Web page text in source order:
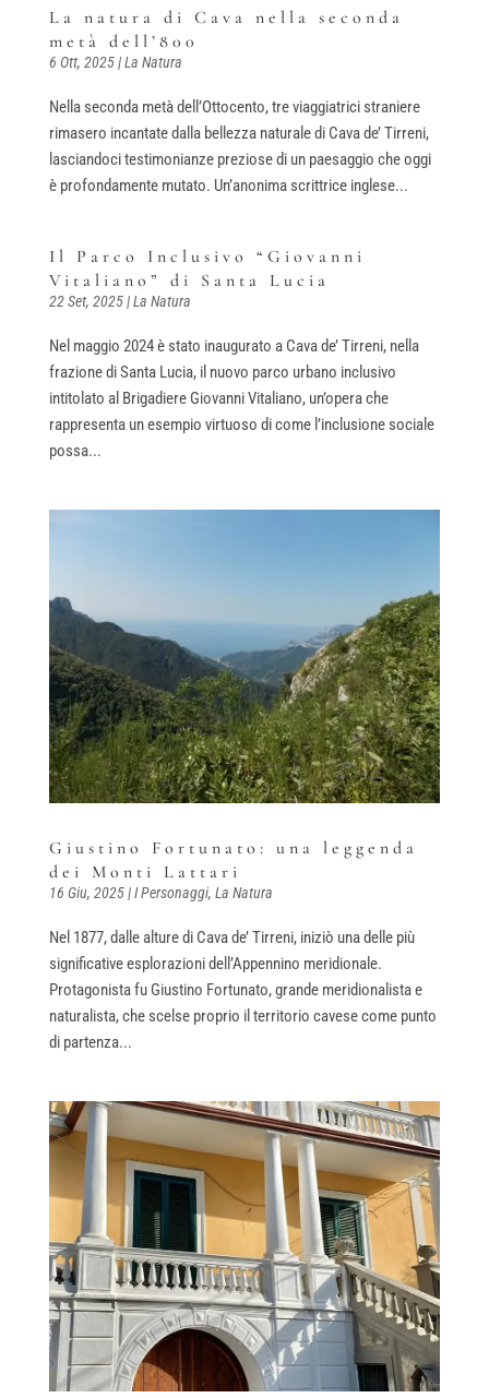
La natura di Cava nella seconda
metà dell’800
6 Ott, 2025|La Natura
Nella seconda metà dell’Ottocento, tre viaggiatrici straniere
rimasero incantate dalla bellezza naturale di Cava de’ Tirreni,
lasciandoci testimonianze preziose di un paesaggio che oggi
è profondamente mutato. Un’anonima scrittrice inglese...
Il Parco Inclusivo “Giovanni
Vitaliano” di Santa Lucia
22 Set, 2025|La Natura
Nel maggio 2024 è stato inaugurato a Cava de’ Tirreni, nella
frazione di Santa Lucia, il nuovo parco urbano inclusivo
intitolato al Brigadiere Giovanni Vitaliano, un’opera che
rappresenta un esempio virtuoso di come l’inclusione sociale
possa...
Giustino Fortunato: una leggenda
dei Monti Lattari
16 Giu, 2025|I Personaggi, La Natura
Nel 1877, dalle alture di Cava de’ Tirreni, iniziò una delle più
significative esplorazioni dell’Appennino meridionale.
Protagonista fu Giustino Fortunato, grande meridionalista e
naturalista, che scelse proprio il territorio cavese come punto
di partenza...